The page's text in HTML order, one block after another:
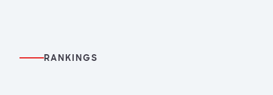
RANKINGS